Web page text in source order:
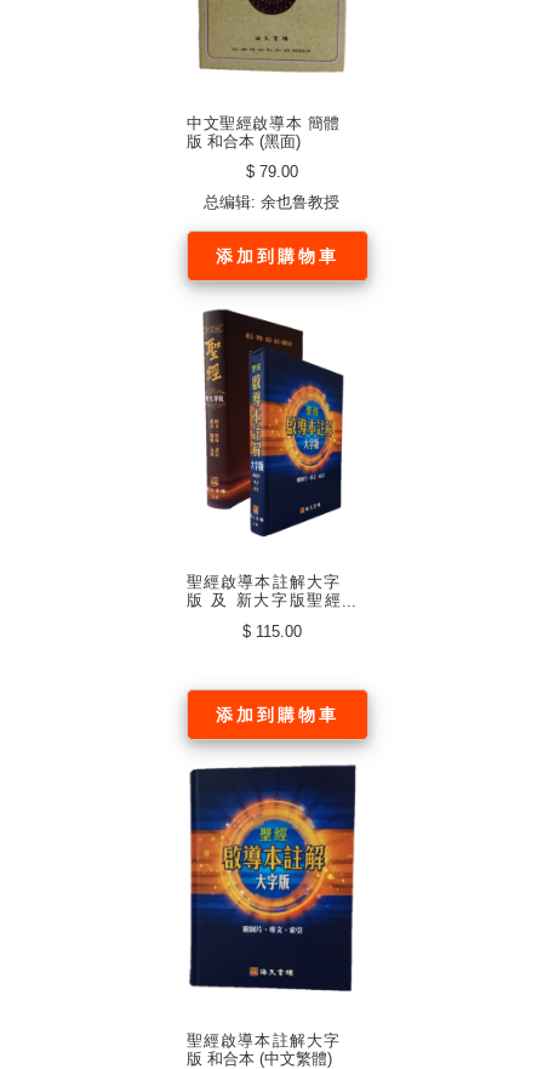
中文聖經啟導本 簡體
版 和合本 (黑面)
$ 79.00
总编辑: 余也鲁教授
添加到購物車
聖經啟導本註解大字
版 及 新大字版聖經
$ 115.00
添加到購物車
聖經啟導本註解大字
版 和合本 (中文繁體)